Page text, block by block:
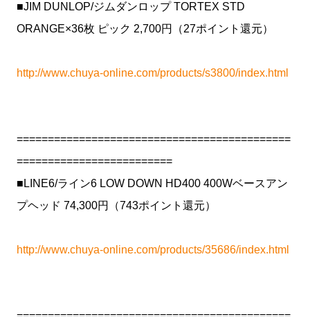
■JIM DUNLOP/ジムダンロップ TORTEX STD
ORANGE×36枚 ピック 2,700円（27ポイント還元）
http://www.chuya-online.com/products/s3800/index.html
============================================
=========================
■LINE6/ライン6 LOW DOWN HD400 400Wベースアン
プヘッド 74,300円（743ポイント還元）
http://www.chuya-online.com/products/35686/index.html